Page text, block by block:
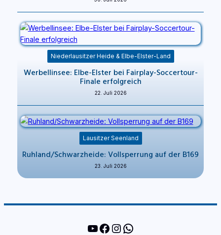
Niederlausitzer Heide & Elbe-Elster-Land
Werbellinsee: Elbe-Elster bei Fairplay-Soccertour-
Finale erfolgreich
22. Juli 2026
Lausitzer Seenland
Ruhland/Schwarzheide: Vollsperrung auf der B169
23. Juli 2026
YouTube
Facebook
Instagram
WhatsApp